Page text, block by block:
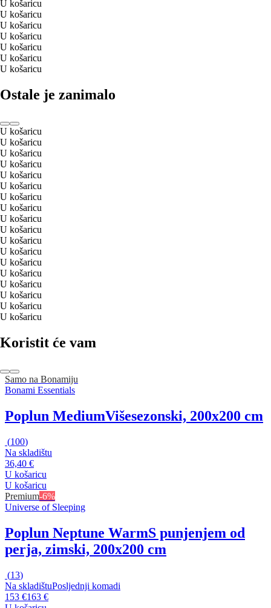
U košaricu
U košaricu
U košaricu
U košaricu
U košaricu
U košaricu
U košaricu
Ostale je zanimalo
U košaricu
U košaricu
U košaricu
U košaricu
U košaricu
U košaricu
U košaricu
U košaricu
U košaricu
U košaricu
U košaricu
U košaricu
U košaricu
U košaricu
U košaricu
U košaricu
U košaricu
U košaricu
Koristit će vam
Samo na Bonamiju
Bonami Essentials
Poplun MediumVišesezonski, 200x200 cm
(100)
Na skladištu
36,40 €
U košaricu
U košaricu
Premium-6%
Universe of Sleeping
Poplun Neptune WarmS punjenjem od
perja, zimski, 200x200 cm
(13)
Na skladištuPosljednji komadi
153 €163 €